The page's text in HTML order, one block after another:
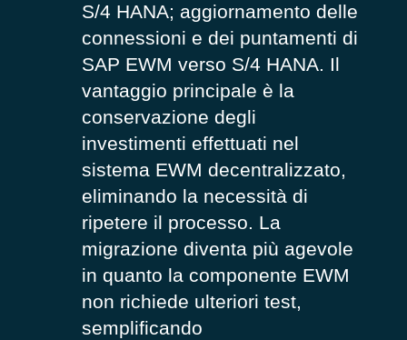
S/4 HANA; aggiornamento delle
connessioni e dei puntamenti di
SAP EWM verso S/4 HANA. Il
vantaggio principale è la
conservazione degli
investimenti effettuati nel
sistema EWM decentralizzato,
eliminando la necessità di
ripetere il processo. La
migrazione diventa più agevole
in quanto la componente EWM
non richiede ulteriori test,
semplificando